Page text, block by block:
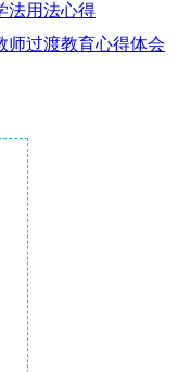
法用法心得
师过渡教育心得体会